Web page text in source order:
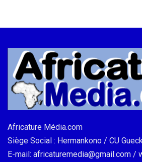
Africature Média.com
Siège Social : Hermankono / CU
E-mail: africaturemedia@gmail.com /